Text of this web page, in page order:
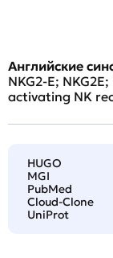
Английские
NKG2-E;
activating NK
HUGO
MGI
PubMed
Cloud-Clone
UniProt